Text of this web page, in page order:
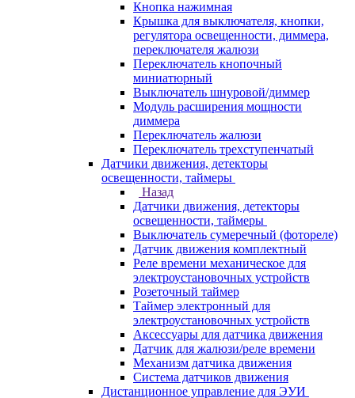
Кнопка нажимная
Крышка для выключателя, кнопки,
регулятора освещенности, диммера,
переключателя жалюзи
Переключатель кнопочный
миниатюрный
Выключатель шнуровой/диммер
Модуль расширения мощности
диммера
Переключатель жалюзи
Переключатель трехступенчатый
Датчики движения, детекторы
освещенности, таймеры
Назад
Датчики движения, детекторы
освещенности, таймеры
Выключатель сумеречный (фотореле)
Датчик движения комплектный
Реле времени механическое для
электроустановочных устройств
Розеточный таймер
Таймер электронный для
электроустановочных устройств
Аксессуары для датчика движения
Датчик для жалюзи/реле времени
Механизм датчика движения
Система датчиков движения
Дистанционное управление для ЭУИ